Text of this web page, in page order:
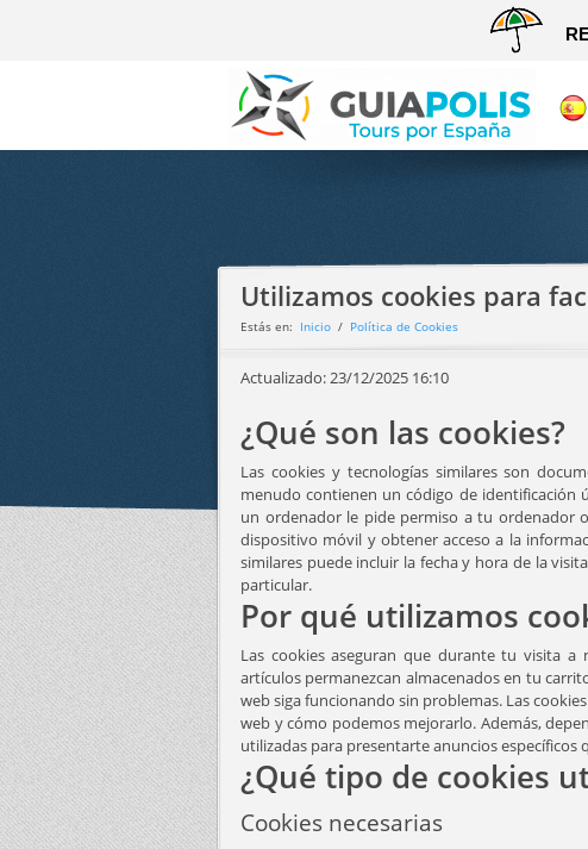
Utilizamos cookies para
Estás en: Inicio / Política de Cookies
Actualizado:23/12/2025 16:10
¿Qué son las cookies?
Las cookies y tecnologías similares son
menudo contienen un código de identificación
un ordenador le pide permiso a tu ordenador
dispositivo móvil y obtener acceso a la
similares puede incluir la fecha y hora de la
particular.
Por qué utilizamos
Las cookies aseguran que durante tu visita a
artículos permanezcan almacenados en tu
web siga funcionando sin problemas. Las
web y cómo podemos mejorarlo. Además,
utilizadas para presentarte anuncios específicos
¿Qué tipo de cookies
Cookies necesarias